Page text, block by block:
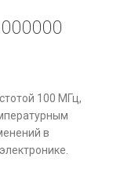
100 МГц,
в